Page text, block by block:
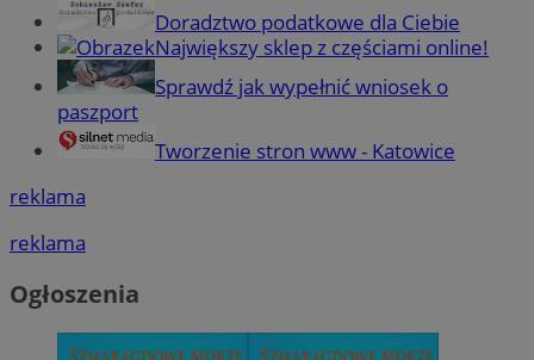
Doradztwo podatkowe dla Ciebie
Największy sklep z częściami online!
Sprawdź jak wypełnić wniosek o
paszport
Tworzenie stron www - Katowice
reklama
reklama
Ogłoszenia